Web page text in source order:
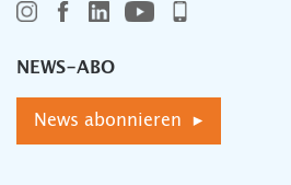
NEWS-ABO
News abonnieren ▸